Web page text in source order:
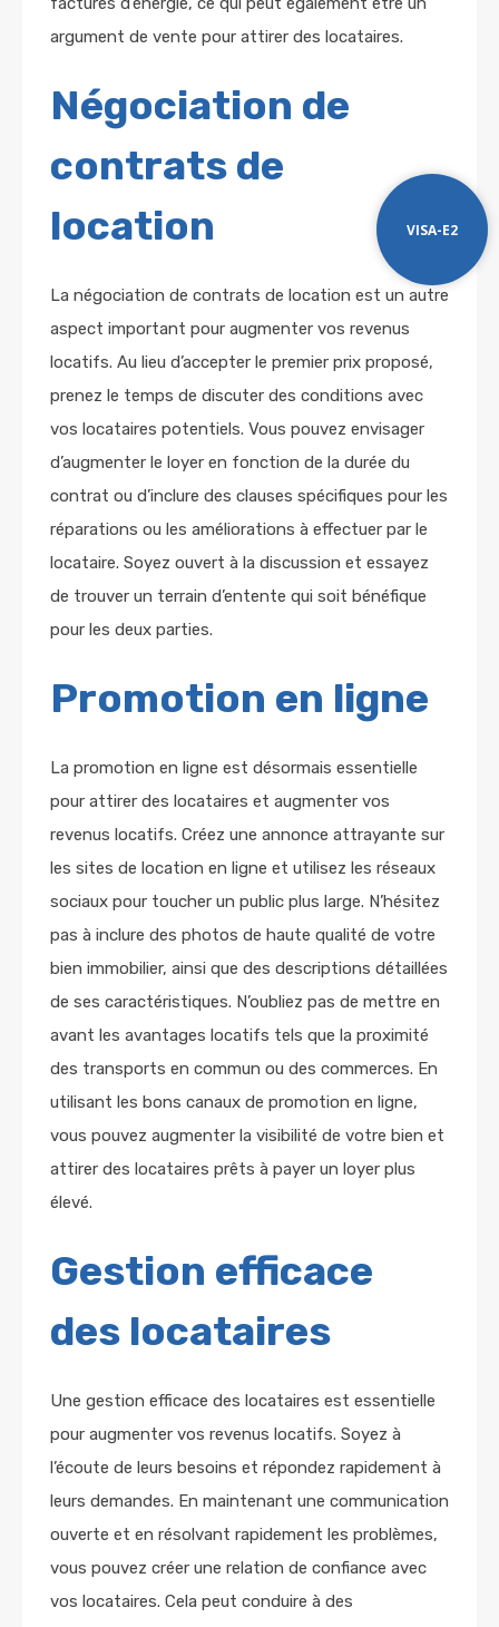
argument de vente pour attirer des locataires.
Négociation de
contrats de
location
La négociation de contrats de location est un autre
aspect important pour augmenter vos revenus
locatifs. Au lieu d’accepter le premier prix proposé,
prenez le temps de discuter des conditions avec
vos locataires potentiels. Vous pouvez envisager
d’augmenter le loyer en fonction de la durée du
contrat ou d’inclure des clauses spécifiques pour les
réparations ou les améliorations à effectuer par le
locataire. Soyez ouvert à la discussion et essayez
de trouver un terrain d’entente qui soit bénéfique
pour les deux parties.
Promotion en ligne
La promotion en ligne est désormais essentielle
pour attirer des locataires et augmenter vos
revenus locatifs. Créez une annonce attrayante sur
les sites de location en ligne et utilisez les réseaux
sociaux pour toucher un public plus large. N’hésitez
pas à inclure des photos de haute qualité de votre
bien immobilier, ainsi que des descriptions détaillées
de ses caractéristiques. N’oubliez pas de mettre en
avant les avantages locatifs tels que la proximité
des transports en commun ou des commerces. En
utilisant les bons canaux de promotion en ligne,
vous pouvez augmenter la visibilité de votre bien et
attirer des locataires prêts à payer un loyer plus
élevé.
Gestion efficace
des locataires
Une gestion efficace des locataires est essentielle
pour augmenter vos revenus locatifs. Soyez à
l’écoute de leurs besoins et répondez rapidement à
leurs demandes. En maintenant une communication
ouverte et en résolvant rapidement les problèmes,
vous pouvez créer une relation de confiance avec
vos locataires. Cela peut conduire à des
VISA-E2